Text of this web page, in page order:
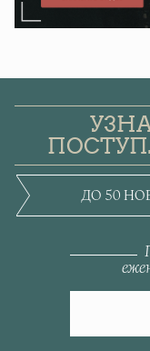
ДО 50